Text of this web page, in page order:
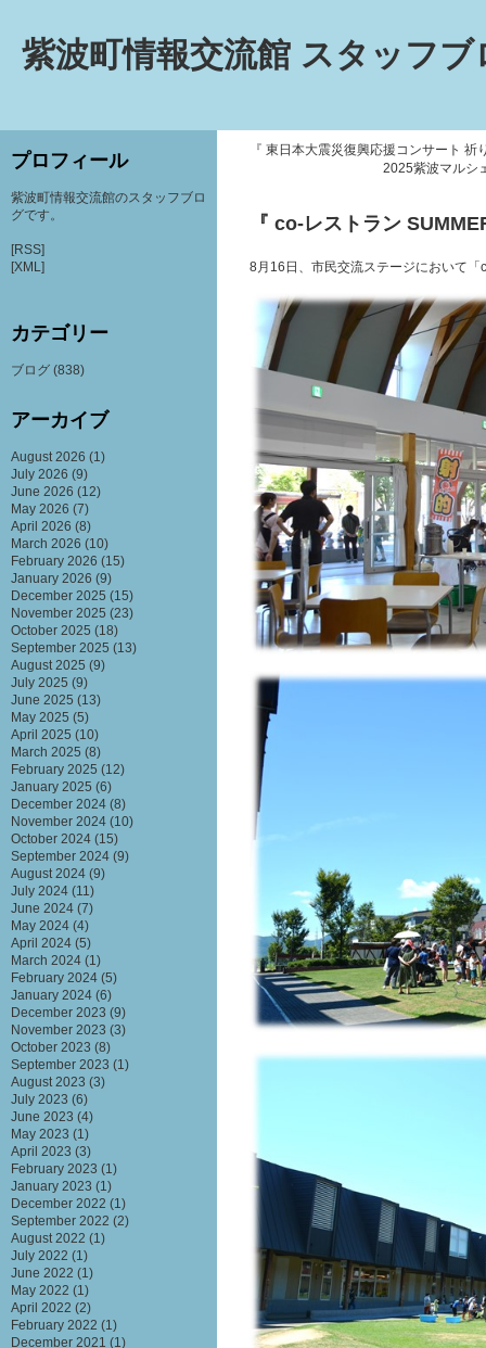
紫波町情報交流館 スタッフブ
『 東日本大震災復興応援コンサート
2025紫波マルシ
『 co-レストラン
8月16日、市民交流ステージにおいて
プロフィール
紫波町情報交流館のスタッフブロ
グです。
[RSS]
[XML]
カテゴリー
ブログ (838)
アーカイブ
August 2026 (1)
July 2026 (9)
June 2026 (12)
May 2026 (7)
April 2026 (8)
March 2026 (10)
February 2026 (15)
January 2026 (9)
December 2025 (15)
November 2025 (23)
October 2025 (18)
September 2025 (13)
August 2025 (9)
July 2025 (9)
June 2025 (13)
May 2025 (5)
April 2025 (10)
March 2025 (8)
February 2025 (12)
January 2025 (6)
December 2024 (8)
November 2024 (10)
October 2024 (15)
September 2024 (9)
August 2024 (9)
July 2024 (11)
June 2024 (7)
May 2024 (4)
April 2024 (5)
March 2024 (1)
February 2024 (5)
January 2024 (6)
December 2023 (9)
November 2023 (3)
October 2023 (8)
September 2023 (1)
August 2023 (3)
July 2023 (6)
June 2023 (4)
May 2023 (1)
April 2023 (3)
February 2023 (1)
January 2023 (1)
December 2022 (1)
September 2022 (2)
August 2022 (1)
July 2022 (1)
June 2022 (1)
May 2022 (1)
April 2022 (2)
February 2022 (1)
December 2021 (1)